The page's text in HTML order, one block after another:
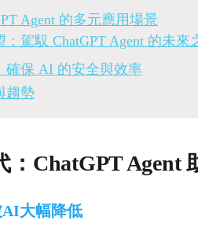
Agent 的多元應用場景
駕馭 ChatGPT Agent 的未來
確保 AI 的安全與效率
趨勢
ChatGPT Agent
大幅降低